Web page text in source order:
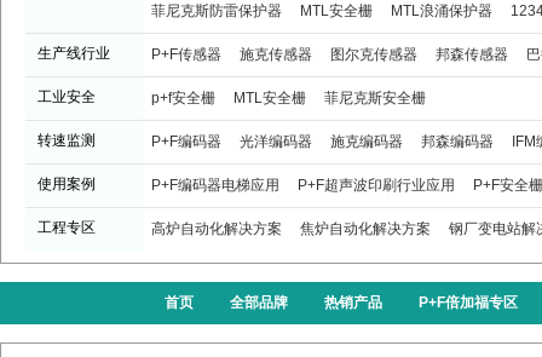
菲尼克斯防雷保护器
MTL安全栅 MTL浪涌保护器
生产线行业 P+F传感器 施克传感器 图尔克传感器 邦森传感器
工业安全 p+f安全栅 MTL安全栅 菲尼克斯安全栅
转速监测 P+F编码器 光洋编码器 施克编码器 邦森编码器 IFM
使用案例 P+F编码器电梯应用 P+F超声波印刷行业应用 P+F安全
工程专区 高炉自动化解决方案 焦炉自动化解决方案 钢厂变电站解
首页 全部品牌 热销产品 P+F倍加福专区